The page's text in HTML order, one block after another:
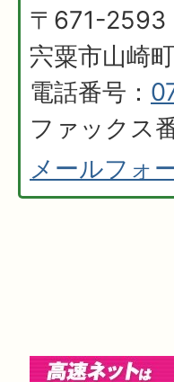
〒671-2593
宍粟市山崎
電話番号：
ファックス
メールフォ